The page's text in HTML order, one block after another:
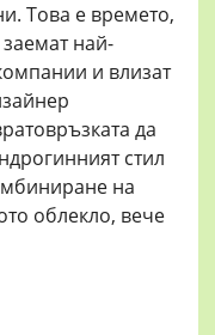
Това е времето,
най-
и влизат
да
стил
на
облекло, вече